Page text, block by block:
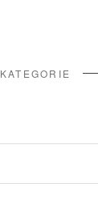
KATEGORIE